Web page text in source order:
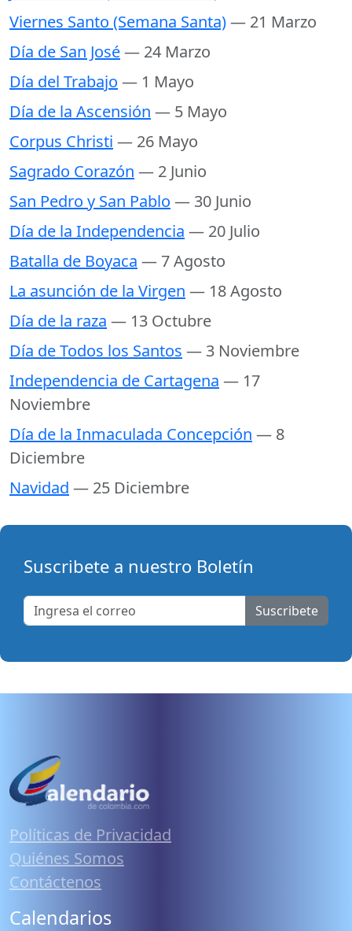
Viernes Santo (Semana Santa)— 21 Marzo
Día de San José— 24 Marzo
Día del Trabajo — 1 Mayo
Día de la Ascensión — 5 Mayo
Corpus Christi — 26 Mayo
Sagrado Corazón — 2 Junio
San Pedro y San Pablo — 30 Junio
Día de la Independencia — 20 Julio
Batalla de Boyaca — 7 Agosto
La asunción de la Virgen — 18 Agosto
Día de la raza — 13 Octubre
Día de Todos los Santos — 3 Noviembre
Independencia de Cartagena — 17
Noviembre
Día de la Inmaculada Concepción — 8
Diciembre
Navidad — 25 Diciembre
Suscribete a nuestro Boletín
Suscribete
Políticas de Privacidad
Quiénes Somos
Contáctenos
Calendarios